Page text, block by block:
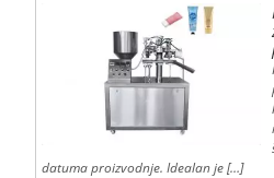
datuma proizvodnje. Idealan je […]